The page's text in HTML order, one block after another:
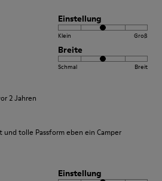
Einstellung
Klein Groß
Breite
Schmal Breit
2 Jahren
und tolle Passform eben ein Camper
Einstellung